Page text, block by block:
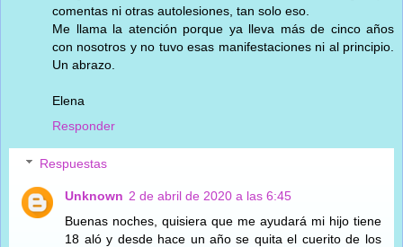
comentas ni otras autolesiones, tan solo eso.
Me llama la atención porque ya lleva más de cinco años
con nosotros y no tuvo esas manifestaciones ni al principio.
Un abrazo.
Elena
Responder
Respuestas
Unknown 2 de abril de 2020 a las 6:45
Buenas noches, quisiera que me ayudará mi hijo tiene
18 aló y desde hace un año se quita el cuerito de los